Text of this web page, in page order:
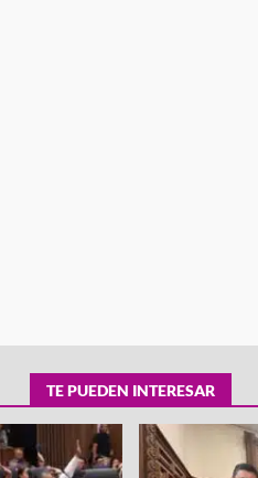
TE PUEDEN INTERESAR